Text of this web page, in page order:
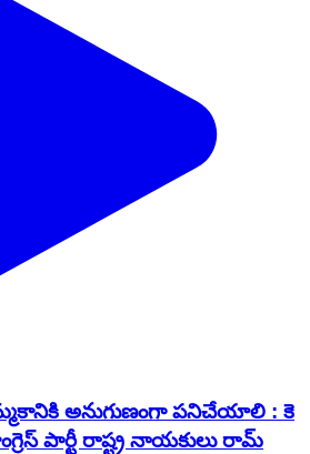
అనుగుణంగా పనిచేయాలి : కె
పార్టీ రాష్ట్ర నాయకులు రామ్